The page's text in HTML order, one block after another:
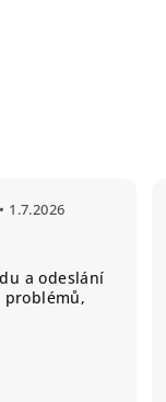
• 1.7.2026
a odeslání
problémů,